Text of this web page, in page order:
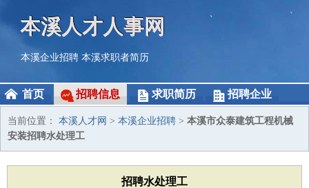
本溪人才人事网
本溪企业招聘 本溪求职者简历
首页 招聘信息 求职简历 招聘企业
当前位置： 本溪人才网 > 本溪企业招聘 > 本溪市众泰建筑工程机械
安装招聘水处理工
招聘水处理工